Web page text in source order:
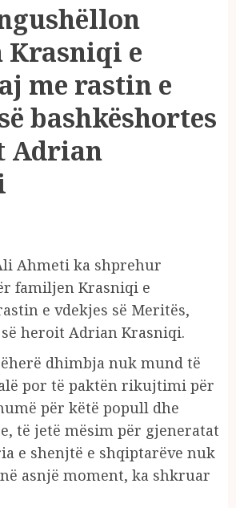
e
me rastin e
bashkëshortes
Adrian
Ahmeti ka shprehur
familjen Krasniqi e
e vdekjes së Meritës,
heroit Adrian Krasniqi.
dhimbja nuk mund të
por të paktën rikujtimi për
për këtë popull dhe
të jetë mësim për gjeneratat
e shenjtë e shqiptarëve nuk
asnjë moment, ka shkruar